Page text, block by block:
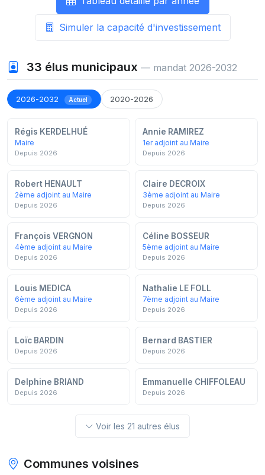
Simuler la capacité d'investissement
33 élus municipaux — mandat 2026-2032
2026-2032 Actuel 2020-2026
Régis KERDELHUÉ
Maire
Depuis 2026
Annie RAMIREZ
1er adjoint au Maire
Depuis 2026
Robert HENAULT
2ème adjoint au Maire
Depuis 2026
Claire DECROIX
3ème adjoint au Maire
Depuis 2026
François VERGNON
4ème adjoint au Maire
Depuis 2026
Céline BOSSEUR
5ème adjoint au Maire
Depuis 2026
Louis MEDICA
6ème adjoint au Maire
Depuis 2026
Nathalie LE FOLL
7ème adjoint au Maire
Depuis 2026
Loïc BARDIN
Depuis 2026
Bernard BASTIER
Depuis 2026
Delphine BRIAND
Depuis 2026
Emmanuelle CHIFFOLEAU
Depuis 2026
Voir les 21 autres élus
Communes voisines